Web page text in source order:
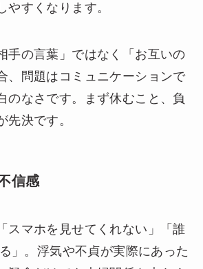
やすくなります。
手の言葉」ではなく「お互いの
、問題はコミュニケーションで
のなさです。まず休むこと、負
先決です。
信感
スマホを見せてくれない」「誰
」。浮気や不貞が実際にあった